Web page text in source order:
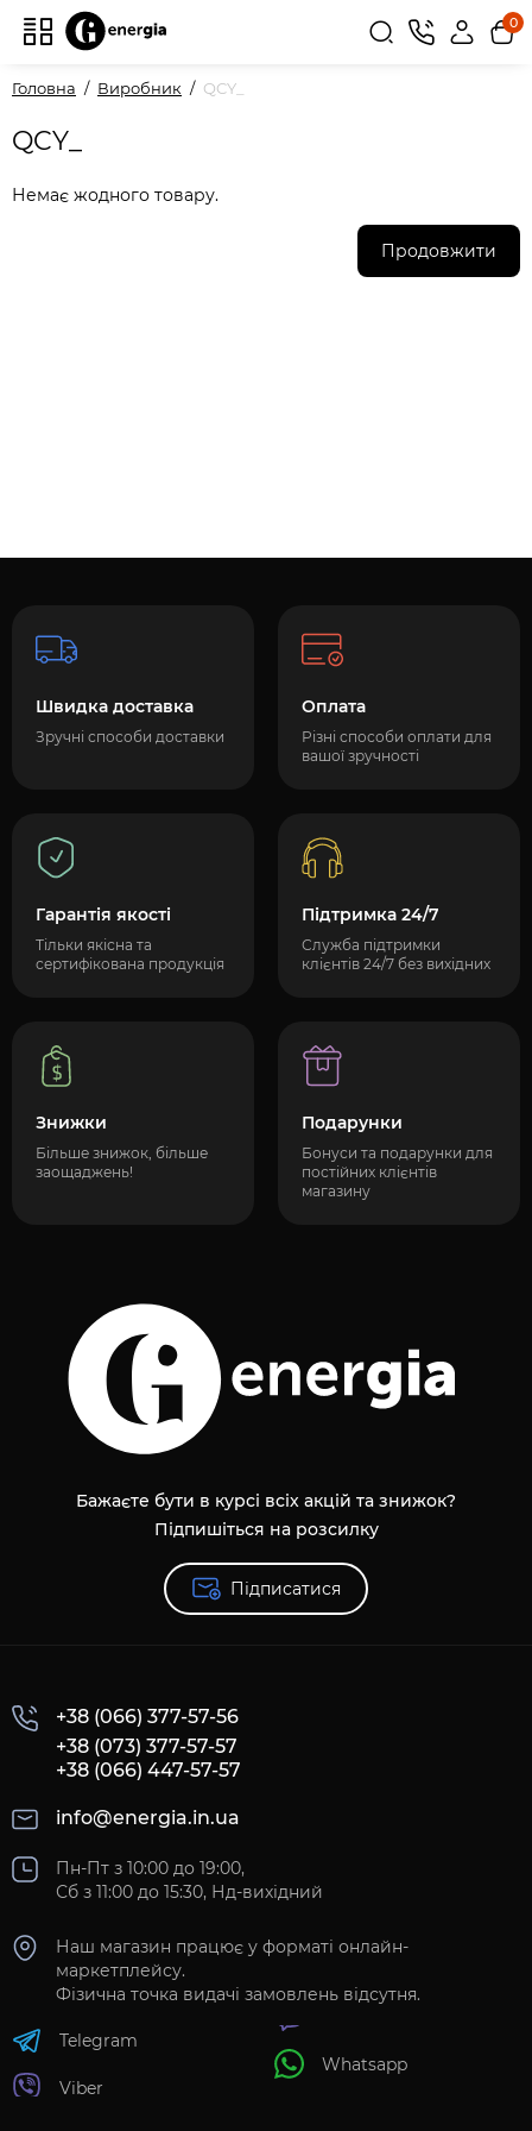
0
Головна Виробник QCY_
QCY_
Немає жодного товару.
Продовжити
Швидка доставка
Зручні способи доставки
Оплата
Різні способи оплати для
вашої зручності
Гарантія якості
Тільки якісна та
сертифікована продукція
Підтримка 24/7
Служба підтримки
клієнтів 24/7 без вихідних
Знижки
Більше знижок, більше
заощаджень!
Подарунки
Бонуси та подарунки для
постійних клієнтів
магазину
Бажаєте бути в курсі всіх акцій та знижок?
Підпишіться на розсилку
Підписатися
+38 (066) 377-57-56
+38 (073) 377-57-57
+38 (066) 447-57-57
info@energia.in.ua
Пн-Пт з 10:00 до 19:00,
Сб з 11:00 до 15:30, Нд-вихідний
Наш магазин працює у форматі онлайн-
маркетплейсу.
Фізична точка видачі замовлень відсутня.
Telegram
Viber
Whatsapp